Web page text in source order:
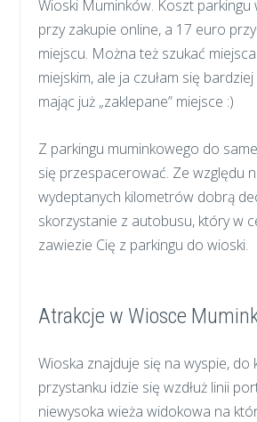
Wioski Muminków. Koszt
przy zakupie online, a 17 euro
miejscu. Można też szukać
miejskim, ale ja czułam się
mając już „zaklepane” miejsce :)
Z parkingu muminkowego do
się przespacerować. Ze względu
wydeptanych kilometrów dobrą
skorzystanie z autobusu, który w
zawiezie Cię z parkingu do wioski.
Atrakcje w Wiosce
Wioska znajduje się na wyspie, do
przystanku idzie się wzdłuż linii
niewysoka wieża widokowa na